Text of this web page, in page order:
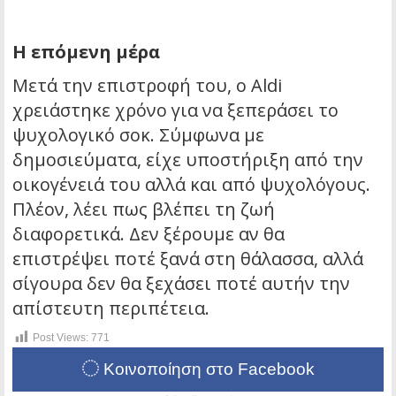
Η επόμενη μέρα
Μετά την επιστροφή του, ο Aldi
χρειάστηκε χρόνο για να ξεπεράσει το
ψυχολογικό σοκ. Σύμφωνα με
δημοσιεύματα, είχε υποστήριξη από την
οικογένειά του αλλά και από ψυχολόγους.
Πλέον, λέει πως βλέπει τη ζωή
διαφορετικά. Δεν ξέρουμε αν θα
επιστρέψει ποτέ ξανά στη θάλασσα, αλλά
σίγουρα δεν θα ξεχάσει ποτέ αυτήν την
απίστευτη περιπέτεια.
Post Views: 771
Κοινοποίηση στο Facebook